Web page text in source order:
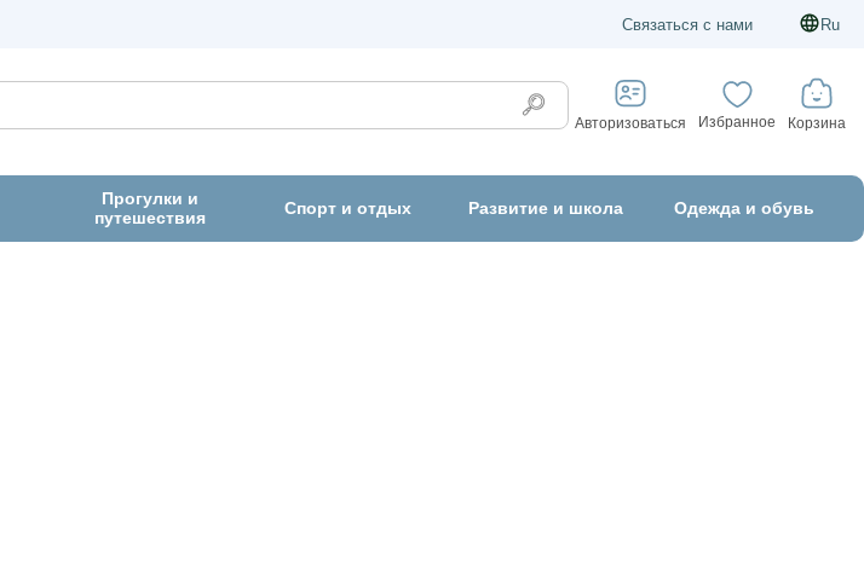
Связаться с нами Ru
Авторизоваться Избранное Корзина
Прогулки и
путешествия
Спорт и отдых Развитие и школа Одежда и обувь